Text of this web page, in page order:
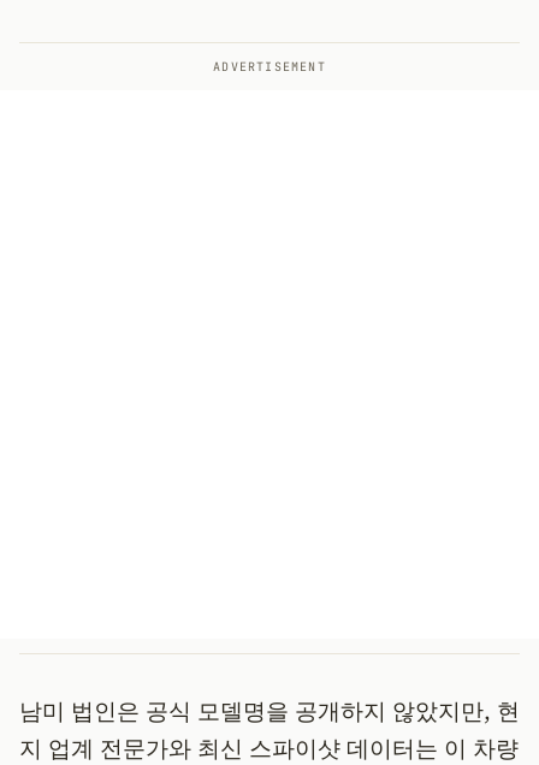
ADVERTISEMENT
남미 법인은 공식 모델명을 공개하지 않았지만, 현
지 업계 전문가와 최신 스파이샷 데이터는 이 차량